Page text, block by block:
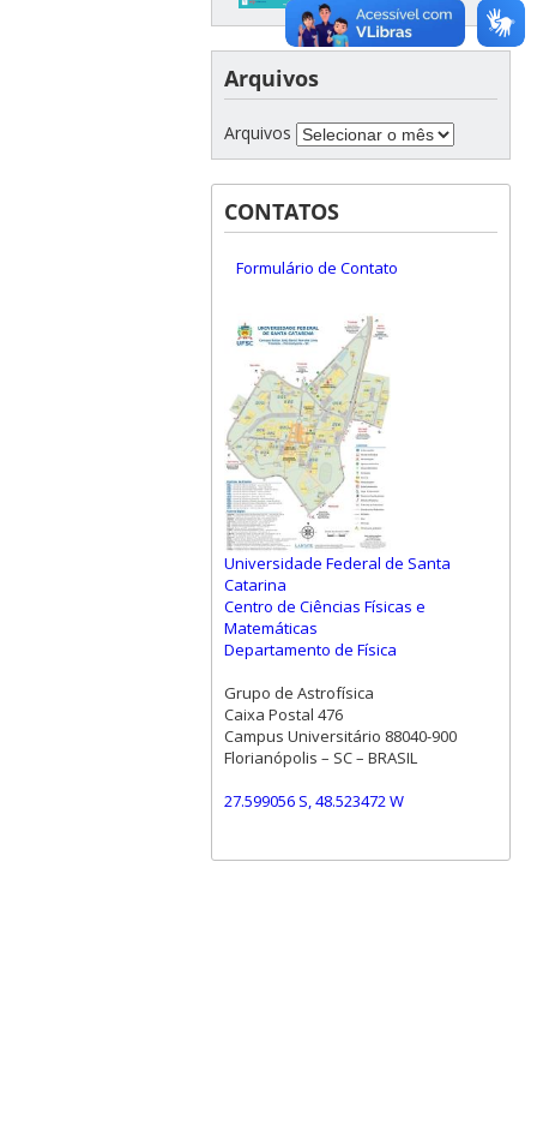
Arquivos
Arquivos
CONTATOS
Formulário de Contato
Universidade Federal de Santa
Catarina
Centro de Ciências Físicas e
Matemáticas
Departamento de Física
Grupo de Astrofísica
Caixa Postal 476
Campus Universitário 88040-900
Florianópolis – SC – BRASIL
27.599056 S, 48.523472 W